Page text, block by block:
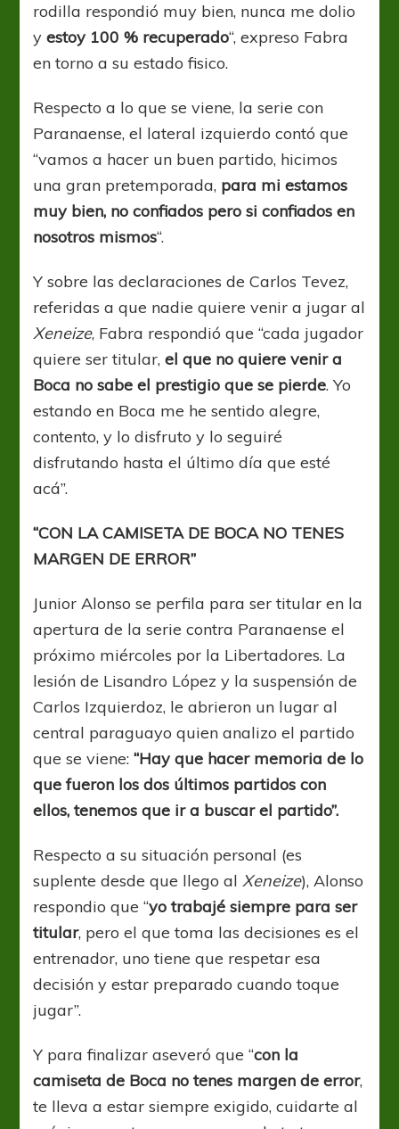
rodilla respondió muy bien, nunca me dolio
y estoy 100 % recuperado“, expreso Fabra
en torno a su estado fisico.
Respecto a lo que se viene, la serie con
Paranaense, el lateral izquierdo contó que
“vamos a hacer un buen partido, hicimos
una gran pretemporada, para mi estamos
muy bien, no confiados pero si confiados en
nosotros mismos“.
Y sobre las declaraciones de Carlos Tevez,
referidas a que nadie quiere venir a jugar al
Xeneize, Fabra respondió que “cada jugador
quiere ser titular,el que no quiere venir a
Boca no sabe el prestigio que se pierde. Yo
estando en Boca me he sentido alegre,
contento, y lo disfruto y lo seguiré
disfrutando hasta el último día que esté
acá”.
“CON LA CAMISETA DE BOCA NO TENES
MARGEN DE ERROR”
Junior Alonso se perfila para ser titular en la
apertura de la serie contra Paranaense el
próximo miércoles por la Libertadores. La
lesión de Lisandro López y la suspensión de
Carlos Izquierdoz, le abrieron un lugar al
central paraguayo quien analizo el partido
que se viene:“Hay que hacer memoria de lo
que fueron los dos últimos partidos con
ellos, tenemos que ir a buscar el partido”.
Respecto a su situación personal (es
suplente desde que llego alXeneize), Alonso
respondio que “yo trabajé siempre para ser
titular, pero el que toma las decisiones es el
entrenador, uno tiene que respetar esa
decisión y estar preparado cuando toque
jugar”.
Y para finalizar aseveró que “con la
camiseta de Boca no tenes margen de error,
te lleva a estar siempre exigido, cuidarte al